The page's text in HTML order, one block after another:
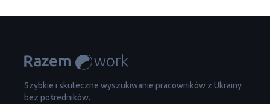
Szybkie i skuteczne wyszukiwanie pracowników z Ukrainy
bez pośredników.